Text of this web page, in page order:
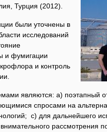
Турция (2012).
были уточнены в
исследований
и фумигации
и контроль
являются: a) поэтапный
спросами на
с) для дальнейшего
рассмотрения